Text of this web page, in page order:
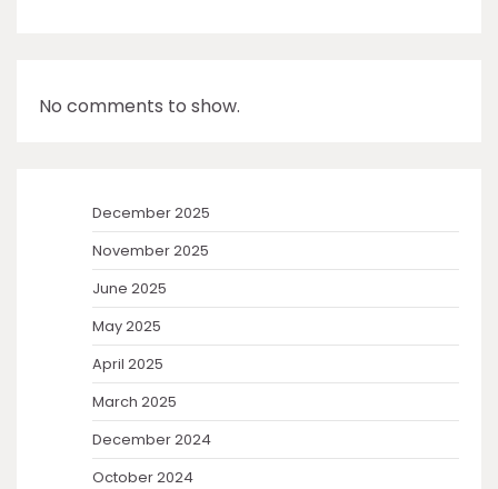
No comments to show.
December 2025
November 2025
June 2025
May 2025
April 2025
March 2025
December 2024
October 2024